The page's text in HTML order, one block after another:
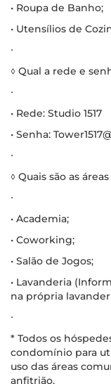
• Roupa de Banho;
• Utensílios de
∙
◊ Qual a rede e
∙
• Rede: Studio 1517
• Senha:
∙
◊ Quais são as
∙
• Academia;
• Coworking;
• Salão de Jogos;
• Lavanderia
na própria
∙
* Todos os
condomínio para
uso das áreas
anfitrião.